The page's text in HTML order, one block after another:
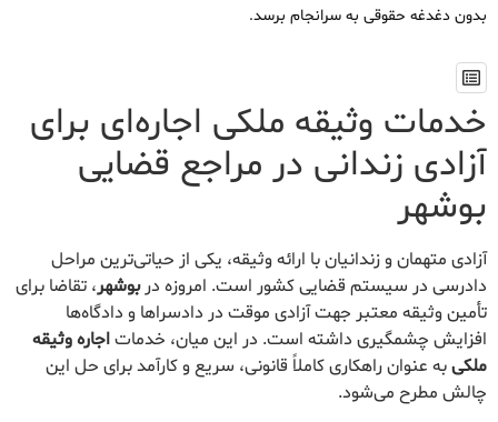
بدون دغدغه حقوقی به سرانجام برسد.
خدمات وثیقه ملکی اجاره‌ای برای
آزادی زندانی در مراجع قضایی
بوشهر
آزادی متهمان و زندانیان با ارائه وثیقه، یکی از حیاتی‌ترین مراحل
دادرسی در سیستم قضایی کشور است. امروزه دربوشهر، تقاضا برای
تأمین وثیقه معتبر جهت آزادی موقت در دادسراها و دادگاه‌ها
افزایش چشمگیری داشته است. در این میان، خدماتاجاره وثیقه
ملکیبه عنوان راهکاری کاملاً قانونی، سریع و کارآمد برای حل این
چالش مطرح می‌شود.